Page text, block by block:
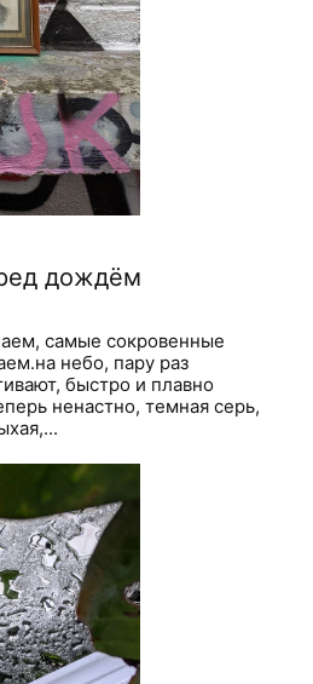
дождём
самые сокровенные
небо, пару раз
быстро и плавно
ненастно, темная серь,